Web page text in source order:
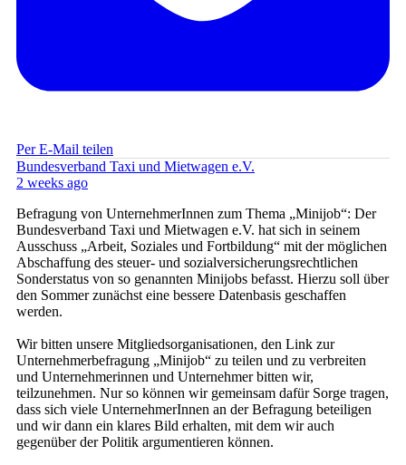
Per E-Mail teilen
Bundesverband Taxi und Mietwagen e.V.
2 weeks ago
Befragung von UnternehmerInnen zum Thema „Minijob“: Der
Bundesverband Taxi und Mietwagen e.V. hat sich in seinem
Ausschuss „Arbeit, Soziales und Fortbildung“ mit der möglichen
Abschaffung des steuer- und sozialversicherungsrechtlichen
Sonderstatus von so genannten Minijobs befasst. Hierzu soll über
den Sommer zunächst eine bessere Datenbasis geschaffen
werden.
Wir bitten unsere Mitgliedsorganisationen, den Link zur
Unternehmerbefragung „Minijob“ zu teilen und zu verbreiten
und Unternehmerinnen und Unternehmer bitten wir,
teilzunehmen. Nur so können wir gemeinsam dafür Sorge tragen,
dass sich viele UnternehmerInnen an der Befragung beteiligen
und wir dann ein klares Bild erhalten, mit dem wir auch
gegenüber der Politik argumentieren können.